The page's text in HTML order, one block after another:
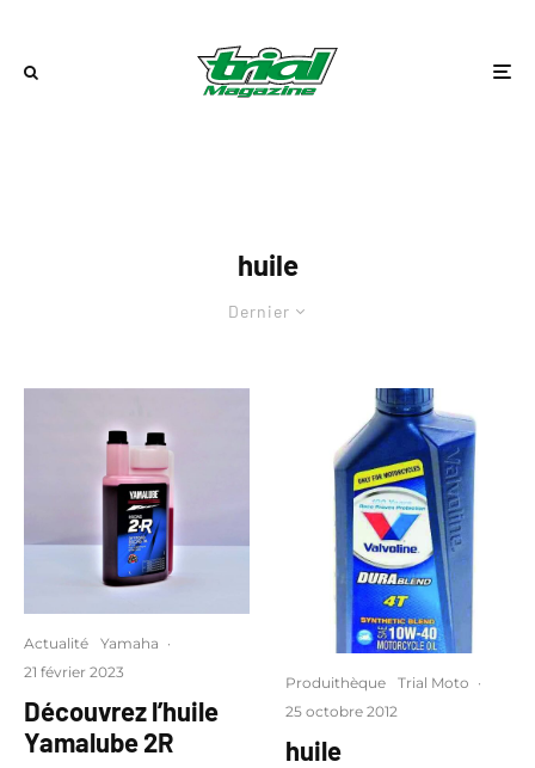
huile
Dernier
Actualité Yamaha ·
21 février 2023
Découvrez l’huile
Yamalube 2R
Produithèque Trial Moto ·
25 octobre 2012
huile